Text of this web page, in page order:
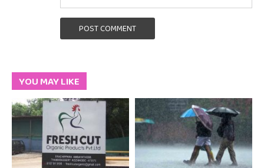
POST COMMENT
YOU MAY LIKE